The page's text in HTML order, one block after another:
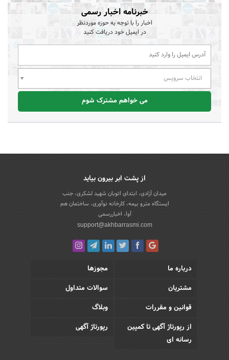
خبرنامه اخبار رسمی
اخبار را با توجه به حوزه موردنظر
در ایمیل خود دریافت کنید
انتخاب سرویس
می خواهم مشترک شوم
از پشت ابر بیرون بیاید
میدان آزادی، ابتدای اتوبان شهید لشکری، جنب
ایستگاه مترو بیمه، کارخانه نوآوری، ساختمان هم
آوا، اخباررسمی
support@akhbarrasmi.com
درباره ما
مجوزها
مشتریان
سوالات متداول
قوانین و مقررات
وبلاگ
از رپورتاژ آگهی تا کمپین
رسانه ای
رپورتاژ آگهی